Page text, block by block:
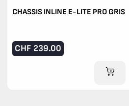
CHASSIS INLINE E-LITE PRO GRIS
CHF 239.00